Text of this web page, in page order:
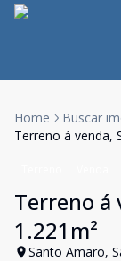
Home
Buscar
Terreno á venda,
Terreno á
1.221m²
Santo Amaro,